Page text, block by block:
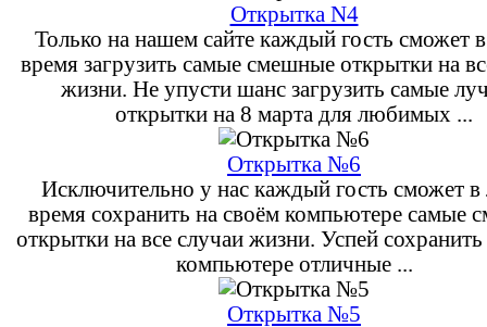
Открытка N4
Только на нашем сайте каждый гость сможет
время загрузить самые смешные открытки на
жизни. Не упусти шанс загрузить самые
открытки на 8 марта для любимых ...
Открытка №6
Исключительно у нас каждый гость сможет
время сохранить на своём компьютере самые
открытки на все случаи жизни. Успей
компьютере отличные ...
Открытка №5